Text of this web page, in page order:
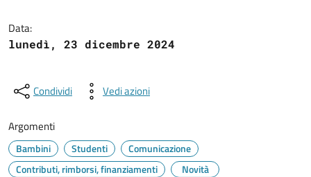
Data:
lunedì, 23 dicembre 2024
Condividi Vedi azioni
Argomenti
Bambini Studenti
Comunicazione
Contributi, rimborsi, finanziamenti
Novità